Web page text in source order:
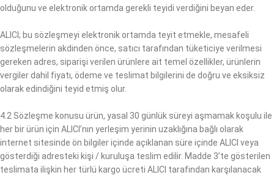
olduğunu ve elektronik ortamda gerekli teyidi verdiğini beyan eder.
ALICI; bu sözleşmeyi elektronik ortamda teyit etmekle, mesafeli
sözleşmelerin akdinden önce, satıcı tarafından tüketiciye verilmesi
gereken adres, siparişi verilen ürünlere ait temel özellikler, ürünlerin
vergiler dahil fiyatı, ödeme ve teslimat bilgilerini de doğru ve eksiksiz
olarak edindiğini teyid etmiş olur.
4.2 Sözleşme konusu ürün, yasal 30 günlük süreyi aşmamak koşulu ile
her bir ürün için ALICI’nın yerleşim yerinin uzaklığına bağlı olarak
internet sitesinde ön bilgiler içinde açıklanan süre içinde ALICI veya
gösterdiği adresteki kişi / kuruluşa teslim edilir. Madde 3’te gösterilen
teslimata ilişkin her türlü kargo ücreti ALICI tarafından karşılanacak